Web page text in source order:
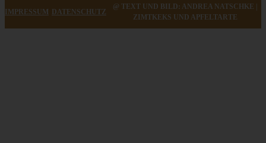
IMPRESSUM DATENSCHUTZ
@ TEXT UND BILD: ANDREA NATSCHKE |
ZIMTKEKS UND APFELTARTE